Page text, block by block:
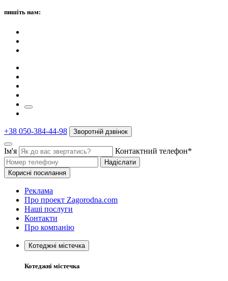
пишіть нам:
+38 050-384-44-98 Зворотній дзвінок
Ім'я Контактний телефон*
Надіслати
Корисні посилання
Реклама
Про проект Zagorodna.com
Наші послуги
Контакти
Про компанію
Котеджні містечка
Котеджні містечка